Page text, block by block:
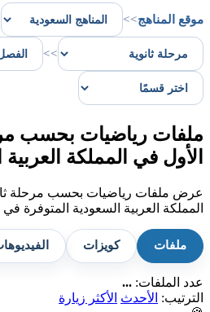
موقع المناهج>>
>>
ملفات رياضيات بحسب
الأول في المملكة
عرض ملفات رياضيات بحسب مرحلة
المملكة العربية السعودية المتوفرة
ملفات كويزات
عدد الملفات: ...
الترتيب:
الأحدث
الأكثر زيارة